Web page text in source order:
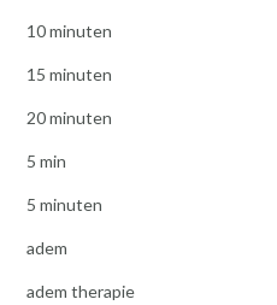
10 minuten
15 minuten
20 minuten
5 min
5 minuten
adem
adem therapie